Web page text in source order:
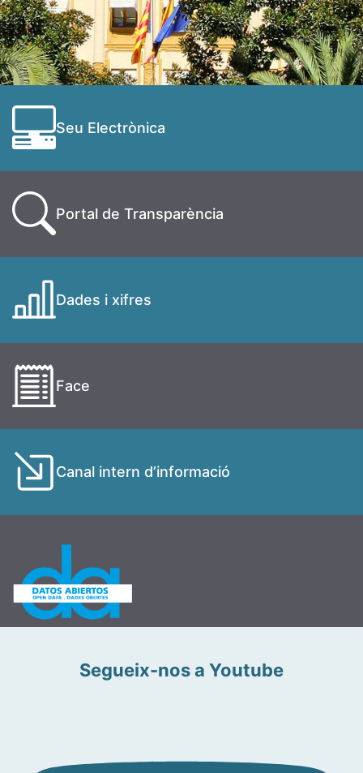
Seu Electrònica
Portal de Transparència
Dades i xifres
Face
Canal intern d’informació
Segueix-nos a Youtube